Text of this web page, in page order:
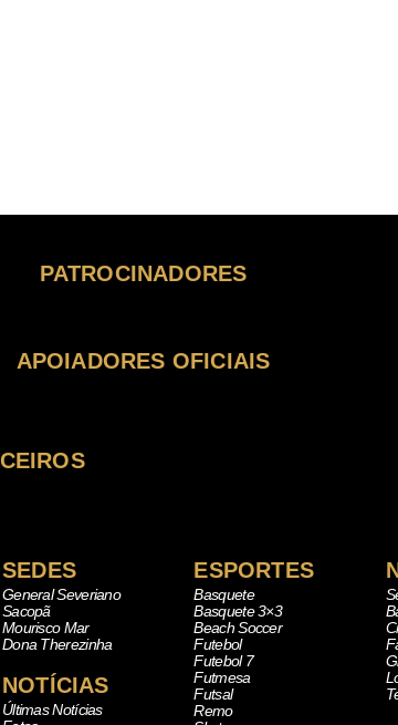
PATROCINADORES
APOIADORES OFICIAIS
SEDES
General Severiano
Sacopã
Mourisco Mar
Dona Therezinha
NOTÍCIAS
Últimas Notícias
ESPORTES
Basquete
Basquete 3×3
Beach Soccer
Futebol
Futebol 7
Futmesa
Futsal
Remo